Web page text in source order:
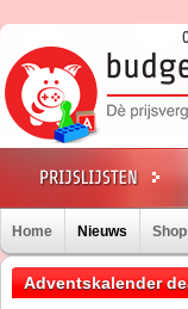
Home Nieuws
Adventskalender